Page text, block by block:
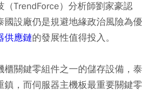
（TrendForce）分析師劉家豪認
國設廠仍是規避地緣政治風險為優
供應鏈的發展性值得投入。
櫃關鍵零組件之一的儲存設備，泰
鎮，而伺服器主機板最重要關鍵零